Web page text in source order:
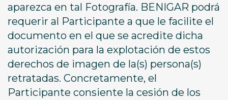
aparezca en tal Fotografía. BENIGAR podrá
requerir al Participante a que le facilite el
documento en el que se acredite dicha
autorización para la explotación de estos
derechos de imagen de la(s) persona(s)
retratadas. Concretamente, el
Participante consiente la cesión de los